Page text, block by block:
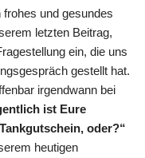
und gesundes
letzten Beitrag,
ein, die uns
gestellt hat.
irgendwann bei
ist Eure
oder?“
heutigen